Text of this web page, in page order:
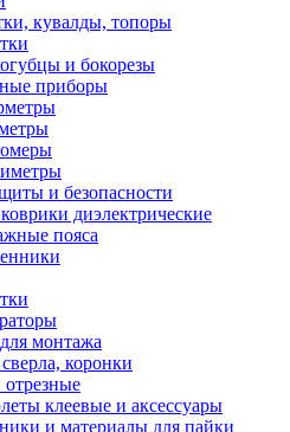
кувалды, топоры
и бокорезы
приборы
и безопасности
диэлектрические
пояса
монтажа
коронки
клеевые и аксессуары
и материалы для пайки